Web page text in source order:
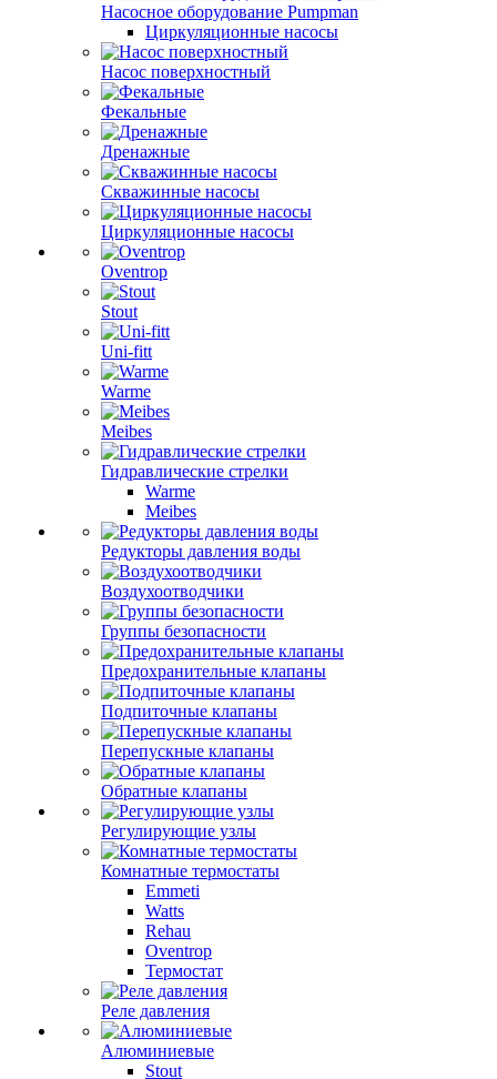
Насосное оборудование Pumpman
Циркуляционные насосы
Насос поверхностный
Фекальные
Дренажные
Скважинные насосы
Циркуляционные насосы
Oventrop
Stout
Uni-fitt
Warme
Meibes
Гидравлические стрелки
Warme
Meibes
Редукторы давления воды
Воздухоотводчики
Группы безопасности
Предохранительные клапаны
Подпиточные клапаны
Перепускные клапаны
Обратные клапаны
Регулирующие узлы
Комнатные термостаты
Emmeti
Watts
Rehau
Oventrop
Термостат
Реле давления
Алюминиевые
Stout